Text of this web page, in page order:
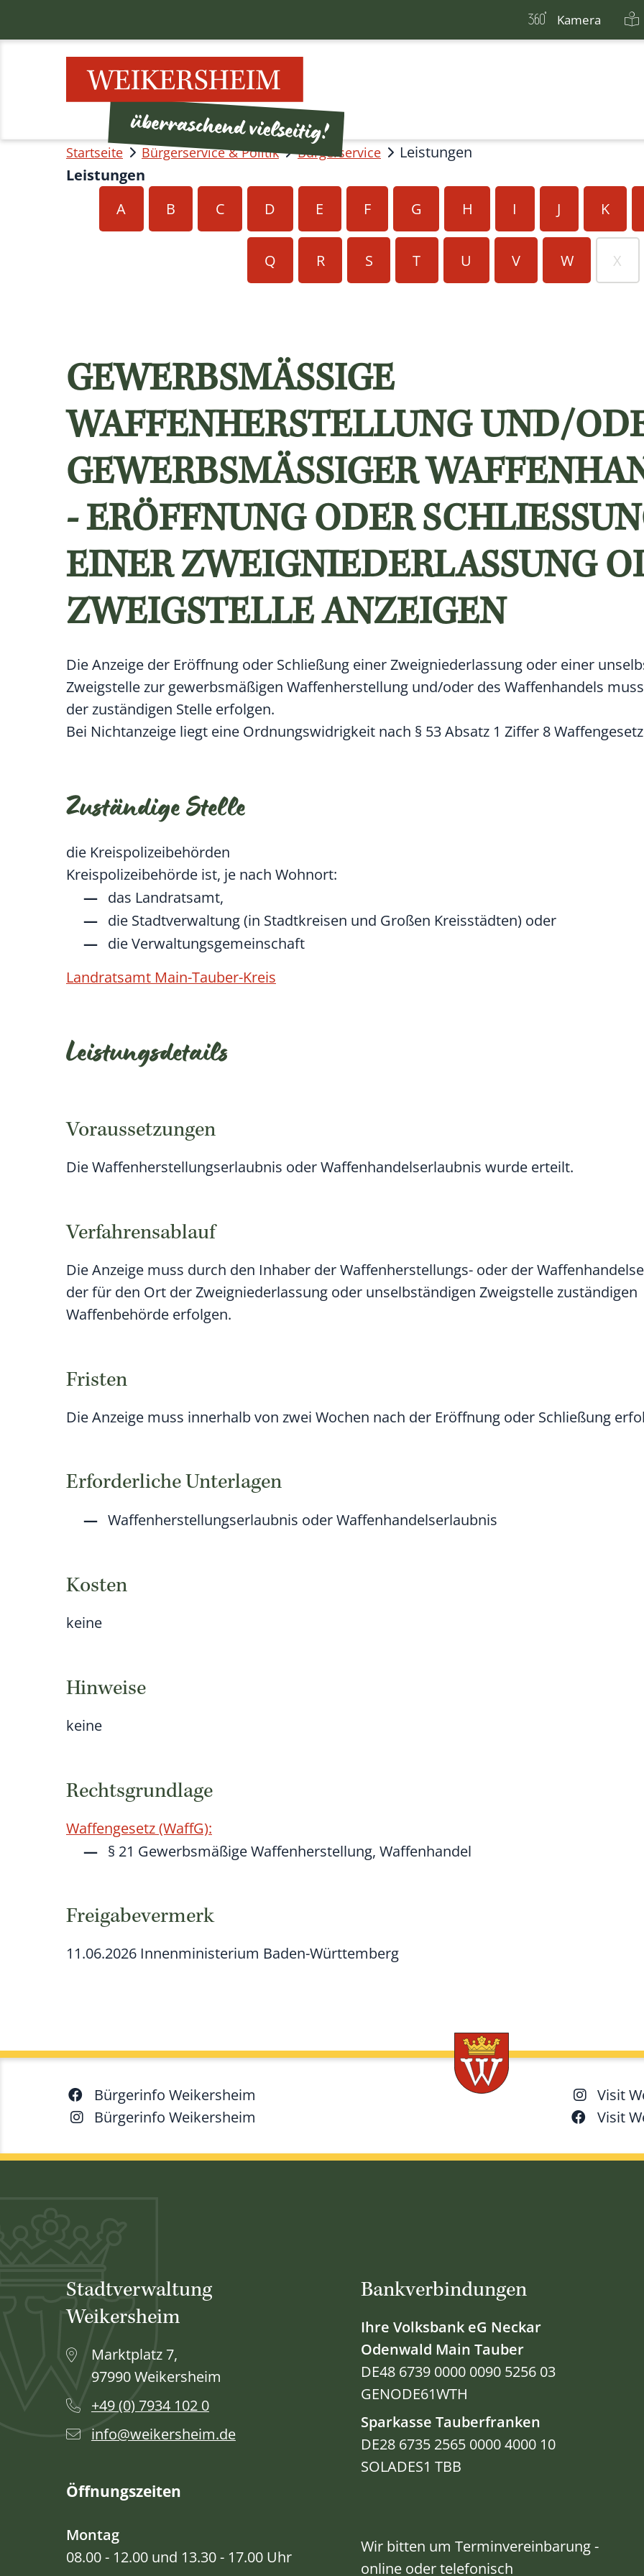
Kamera
Startseite Bürgerservice & Politik Bürgerservice
Leistungen
Leistungen
A
B C D E F G H I J K
Q R S T U V W X
GEWERBSMÄSSIGE W
AFFENHERSTELLUNG UND/
EWERBSMÄSSIGER
ERÖFFNUNG ODER SCHLIESSUNG
ER ZWEIGNIEDERLASSUNG ODER
IGSTELLE ANZEIGEN
Die Anzeige der Eröffnung oder Schließung einer Zweigniederlassung oder einer
Zweigstelle zur gewerbsmäßigen Waffenherstellung und/oder des Waffenhandels
der zuständigen Stelle erfolgen.
Bei Nichtanzeige liegt eine Ordnungswidrigkeit nach § 53 Absatz 1 Ziffer 8
Zuständige Stelle
die Kreispolizeibehörden
Kreispolizeibehörde ist, je nach Wohnort:
das Landratsamt,
die Stadtverwaltung (in Stadtkreisen und Großen Kreisstädten) oder
die Verwaltungsgemeinschaft
Landratsamt Main-Tauber-Kreis
Leistungsdetails
Voraussetzungen
Die Waffenherstellungserlaubnis oder Waffenhandelserlaubnis wurde erteilt.
Verfahrensablauf
Die Anzeige muss durch den Inhaber der Waffenherstellungs- oder der
der für den Ort der Zweigniederlassung oder unselbständigen Zweigstelle zuständigen
Waffenbehörde erfolgen.
Fristen
Die Anzeige muss innerhalb von zwei Wochen nach der Eröffnung oder Schließung
Erforderliche Unterlagen
Waffenherstellungserlaubnis oder Waffenhandelserlaubnis
Kosten
keine
Hinweise
keine
Rechtsgrundlage
Waffengesetz (WaffG):
§ 21 Gewerbsmäßige Waffenherstellung, Waffenhandel
Freigabevermerk
11.06.2026 Innenministerium Baden-Württemberg
Bürgerinfo Weikersheim
Bürgerinfo Weikersheim
Visit
Visit
Stadtverwaltung
Weikersheim
Marktplatz 7,
97990 Weikersheim
+49 (0) 7934 102 0
info@weikersheim.de
Öffnungszeiten
Montag
08.00 - 12.00 und 13.30 - 17.00 Uhr
Bankverbindungen
Ihre Volksbank eG Neckar
Odenwald Main Tauber
DE48 6739 0000 0090 5256 03
GENODE61WTH
Sparkasse Tauberfranken
DE28 6735 2565 0000 4000 10
SOLADES1 TBB
Wir bitten um Terminvereinbarung -
online oder telefonisch